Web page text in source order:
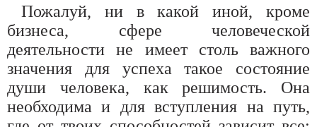
Пожалуй, ни в какой иной, кроме
бизнеса, сфере человеческой
деятельности не имеет столь важного
значения для успеха такое состояние
души человека, как решимость. Она
необходима и для вступления на путь,